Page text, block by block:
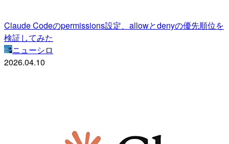
Claude Codeのpermissions設定、allowとdenyの優先順位を
検証してみた
ニューシロ
2026.04.10